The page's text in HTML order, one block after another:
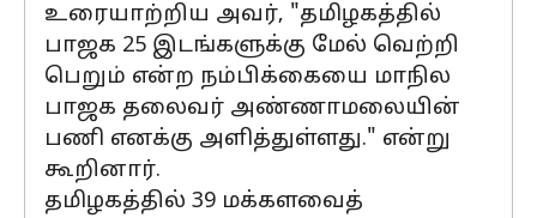
உரையாற்றிய அவர், "தமிழகத்தில்
பாஜக 25 இடங்களுக்கு மேல் வெற்றி
பெறும் என்ற நம்பிக்கையை மாநில
பாஜக தலைவர் அண்ணாமலையின்
பணி எனக்கு அளித்துள்ளது." என்று
கூறினார்.
தமிழகத்தில் 39 மக்களவைத்